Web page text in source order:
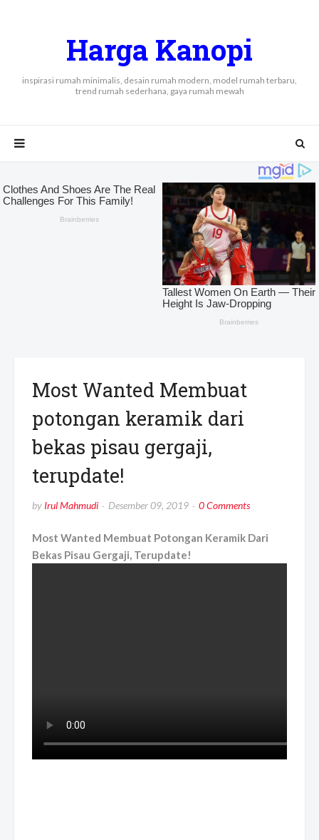
Harga Kanopi
inspirasi rumah minimalis, desain rumah modern, model rumah terbaru,
trend rumah sederhana, gaya rumah mewah
Most Wanted Membuat
potongan keramik dari
bekas pisau gergaji,
terupdate!
by Irul Mahmudi Desember 09, 2019 0 Comments
Most Wanted Membuat Potongan Keramik Dari
Bekas Pisau Gergaji, Terupdate!